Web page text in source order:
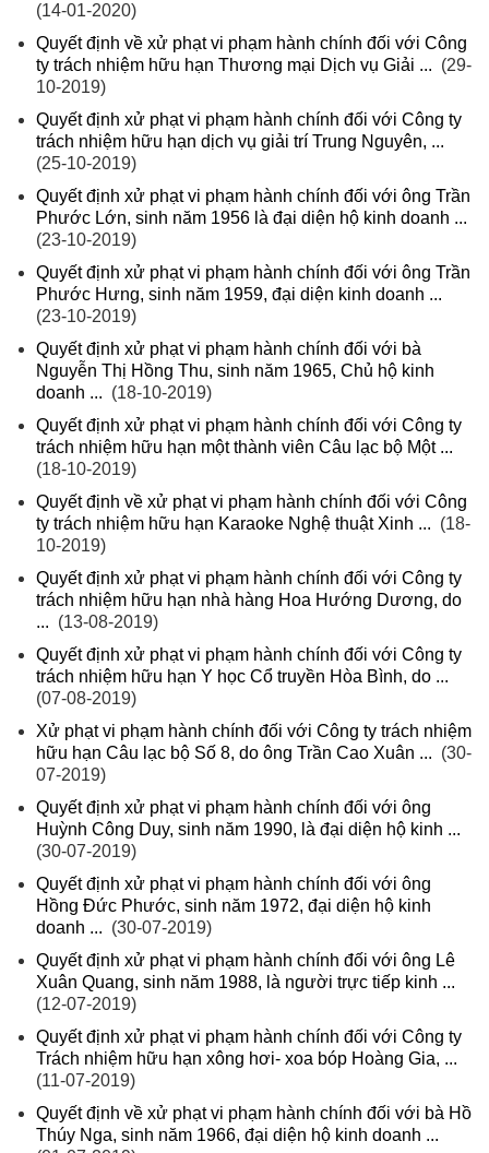
(14-01-2020)
Quyết định về xử phạt vi phạm hành chính đối với Công
ty trách nhiệm hữu hạn Thương mại Dịch vụ Giải ... (29-
10-2019)
Quyết định xử phạt vi phạm hành chính đối với Công ty
trách nhiệm hữu hạn dịch vụ giải trí Trung Nguyên, ...
(25-10-2019)
Quyết định xử phạt vi phạm hành chính đối với ông Trần
Phước Lớn, sinh năm 1956 là đại diện hộ kinh doanh ...
(23-10-2019)
Quyết định xử phạt vi phạm hành chính đối với ông Trần
Phước Hưng, sinh năm 1959, đại diện kinh doanh ...
(23-10-2019)
Quyết định xử phạt vi phạm hành chính đối với bà
Nguyễn Thị Hồng Thu, sinh năm 1965, Chủ hộ kinh
doanh ... (18-10-2019)
Quyết định xử phạt vi phạm hành chính đối với Công ty
trách nhiệm hữu hạn một thành viên Câu lạc bộ Một ...
(18-10-2019)
Quyết định về xử phạt vi phạm hành chính đối với Công
ty trách nhiệm hữu hạn Karaoke Nghệ thuật Xinh ... (18-
10-2019)
Quyết định xử phạt vi phạm hành chính đối với Công ty
trách nhiệm hữu hạn nhà hàng Hoa Hướng Dương, do
... (13-08-2019)
Quyết định xử phạt vi phạm hành chính đối với Công ty
trách nhiệm hữu hạn Y học Cổ truyền Hòa Bình, do ...
(07-08-2019)
Xử phạt vi phạm hành chính đối với Công ty trách nhiệm
hữu hạn Câu lạc bộ Số 8, do ông Trần Cao Xuân ... (30-
07-2019)
Quyết định xử phạt vi phạm hành chính đối với ông
Huỳnh Công Duy, sinh năm 1990, là đại diện hộ kinh ...
(30-07-2019)
Quyết định xử phạt vi phạm hành chính đối với ông
Hồng Đức Phước, sinh năm 1972, đại diện hộ kinh
doanh ... (30-07-2019)
Quyết định xử phạt vi phạm hành chính đối với ông Lê
Xuân Quang, sinh năm 1988, là người trực tiếp kinh ...
(12-07-2019)
Quyết định xử phạt vi phạm hành chính đối với Công ty
Trách nhiệm hữu hạn xông hơi- xoa bóp Hoàng Gia, ...
(11-07-2019)
Quyết định về xử phạt vi phạm hành chính đối với bà Hồ
Thúy Nga, sinh năm 1966, đại diện hộ kinh doanh ...